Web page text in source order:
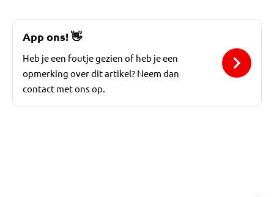
App ons!👋
Heb je een foutje gezien of heb je een
opmerking over dit artikel? Neem dan
contact met ons op.